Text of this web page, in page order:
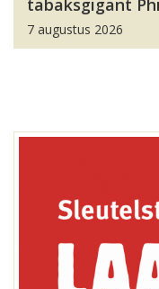
tabaksgigant
7 augustus 2026